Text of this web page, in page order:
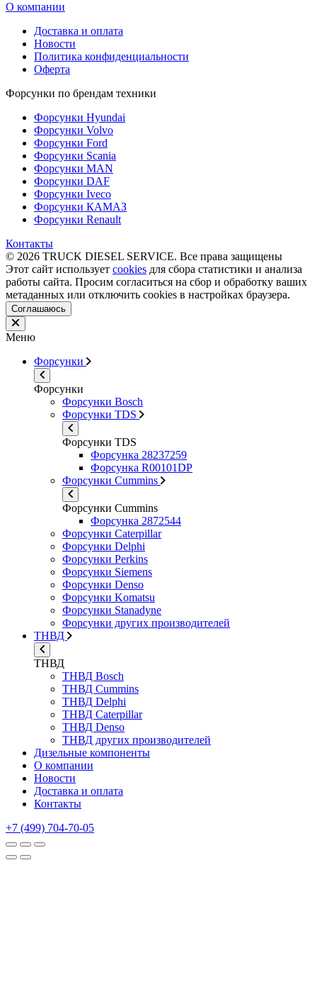
О компании
Доставка и оплата
Новости
Политика конфиденциальности
Оферта
Форсунки по брендам техники
Форсунки Hyundai
Форсунки Volvo
Форсунки Ford
Форсунки Scania
Форсунки MAN
Форсунки DAF
Форсунки Iveco
Форсунки КАМАЗ
Форсунки Renault
Контакты
© 2026 TRUCK DIESEL SERVICE. Все права защищены
Этот сайт использует cookies для сбора статистики и анализа
работы сайта. Просим согласиться на сбор и обработку ваших
метаданных или отключить cookies в настройках браузера.
Соглашаюсь
Меню
Форсунки
Форсунки
Форсунки Bosch
Форсунки TDS
Форсунки TDS
Форсунка 28237259
Форсунка R00101DP
Форсунки Cummins
Форсунки Cummins
Форсунка 2872544
Форсунки Caterpillar
Форсунки Delphi
Форсунки Perkins
Форсунки Siemens
Форсунки Denso
Форсунки Komatsu
Форсунки Stanadyne
Форсунки других производителей
ТНВД
ТНВД
ТНВД Bosch
ТНВД Cummins
ТНВД Delphi
ТНВД Caterpillar
ТНВД Denso
ТНВД других производителей
Дизельные компоненты
О компании
Новости
Доставка и оплата
Контакты
+7 (499) 704-70-05